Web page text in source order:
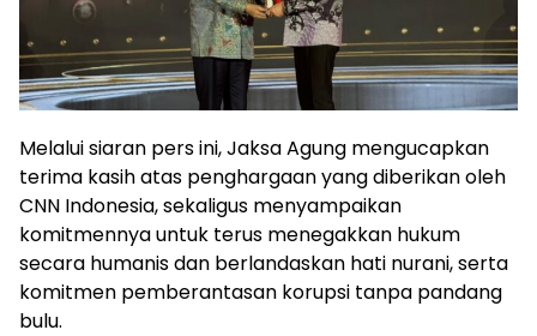
Melalui siaran pers ini, Jaksa Agung mengucapkan
terima kasih atas penghargaan yang diberikan oleh
CNN Indonesia, sekaligus menyampaikan
komitmennya untuk terus menegakkan hukum
secara humanis dan berlandaskan hati nurani, serta
komitmen pemberantasan korupsi tanpa pandang
bulu.